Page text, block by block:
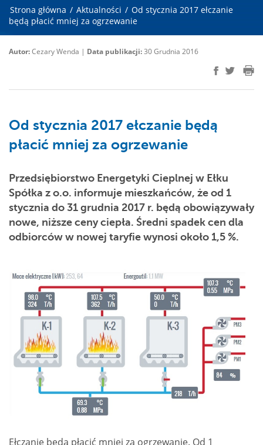
Strona główna / Aktualności / Od stycznia 2017 ełczanie
będą płacić mniej za ogrzewanie
Autor:Cezary Wenda | Data publikacji:30 Grudnia 2016
Od stycznia 2017 ełczanie będą
płacić mniej za ogrzewanie
Przedsiębiorstwo Energetyki Cieplnej w Ełku
Spółka z o.o. informuje mieszkańców, że od 1
stycznia do 31 grudnia 2017 r. będą obowiązywały
nowe, niższe ceny ciepła. Średni spadek cen dla
odbiorców w nowej taryfie wynosi około 1,5 %.
Ełczanie będą płacić mniej za ogrzewanie. Od 1